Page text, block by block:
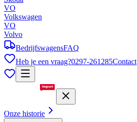
VO
Volkswagen
VO
Volvo
BedrijfswagensFAQ
Heb je een vraag?0297-261285Contact
Onze historie